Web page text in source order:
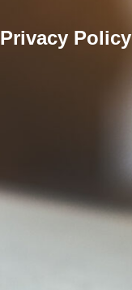
Privacy Policy